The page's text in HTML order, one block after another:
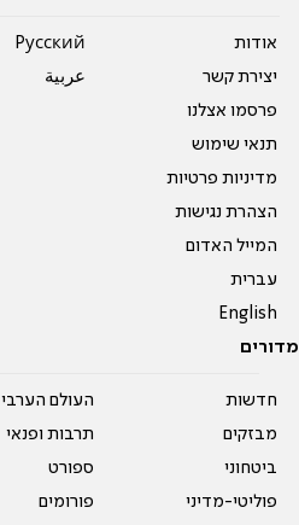
אודות
יצירת קשר
פרסמו אצלנו
תנאי שימוש
מדיניות פרטיות
הצהרת נגישות
המייל האדום
עברית
English
Pусский
عربية
מדורים
חדשות
מבזקים
ביטחוני
פוליטי-מדיני
העולם הערבי
תרבות ופנאי
ספורט
פורומים